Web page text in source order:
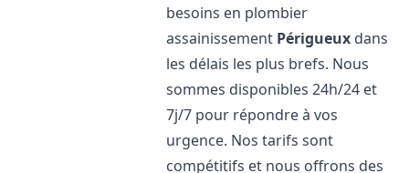
besoins en plombier
assainissement Périgueux dans
les délais les plus brefs. Nous
sommes disponibles 24h/24 et
7j/7 pour répondre à vos
urgence. Nos tarifs sont
compétitifs et nous offrons des